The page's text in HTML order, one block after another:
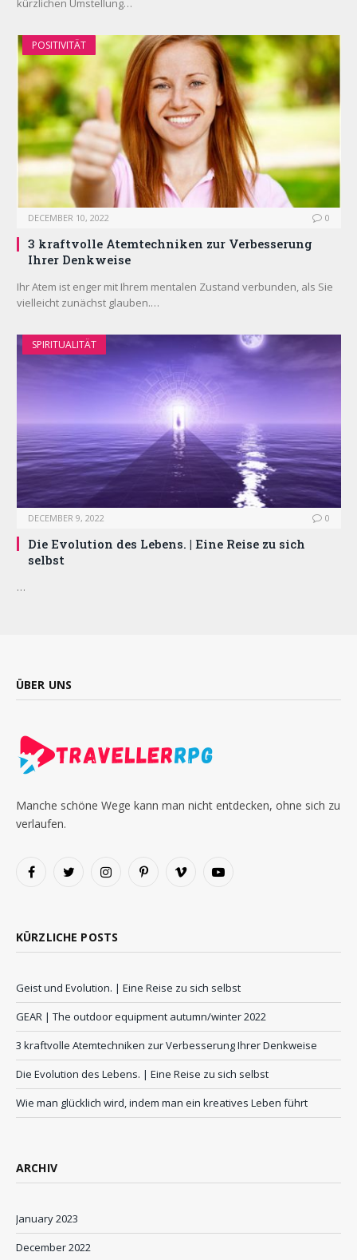
kürzlichen Umstellung…
POSITIVITÄT
DECEMBER 10, 2022 0
3 kraftvolle Atemtechniken zur Verbesserung
Ihrer Denkweise
Ihr Atem ist enger mit Ihrem mentalen Zustand verbunden, als Sie
vielleicht zunächst glauben.…
SPIRITUALITÄT
DECEMBER 9, 2022 0
Die Evolution des Lebens. | Eine Reise zu sich
selbst
…
ÜBER UNS
Manche schöne Wege kann man nicht entdecken, ohne sich zu
verlaufen.
FacebookTwitter InstagramPinterestVimeo YouTube
KÜRZLICHE POSTS
Geist und Evolution. | Eine Reise zu sich selbst
GEAR | The outdoor equipment autumn/winter 2022
3 kraftvolle Atemtechniken zur Verbesserung Ihrer Denkweise
Die Evolution des Lebens. | Eine Reise zu sich selbst
Wie man glücklich wird, indem man ein kreatives Leben führt
ARCHIV
January 2023
December 2022